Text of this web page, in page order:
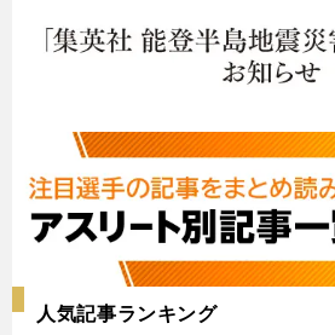
人気記事ランキング